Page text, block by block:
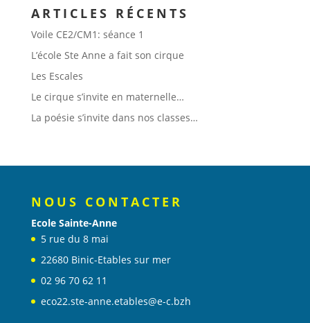
ARTICLES RÉCENTS
Voile CE2/CM1: séance 1
L’école Ste Anne a fait son cirque
Les Escales
Le cirque s’invite en maternelle…
La poésie s’invite dans nos classes…
NOUS CONTACTER
Ecole Sainte-Anne
5 rue du 8 mai
22680 Binic-Etables sur mer
02 96 70 62 11
eco22.ste-anne.etables@e-c.bzh